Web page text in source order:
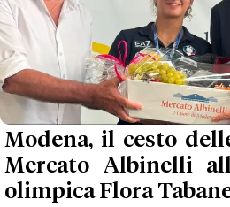
Modena, il cesto
Mercato Albinelli
olimpica Flora